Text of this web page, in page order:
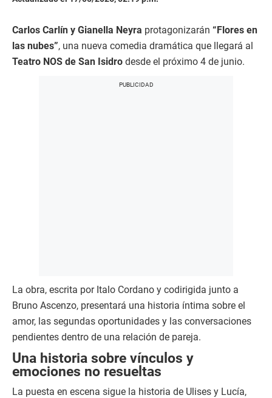
Carlos Carlín y Gianella Neyra protagonizarán “Flores en
las nubes”, una nueva comedia dramática que llegará al
Teatro NOS de San Isidro desde el próximo 4 de junio.
La obra, escrita por Italo Cordano y codirigida junto a
Bruno Ascenzo, presentará una historia íntima sobre el
amor, las segundas oportunidades y las conversaciones
pendientes dentro de una relación de pareja.
Una historia sobre vínculos y
emociones no resueltas
La puesta en escena sigue la historia de Ulises y Lucía,